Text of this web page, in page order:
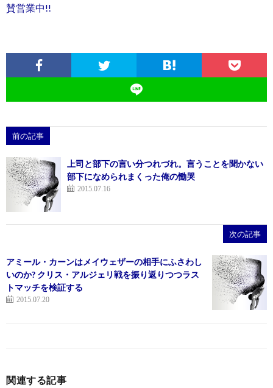
賛営業中!!
前の記事
上司と部下の言い分つれづれ。言うことを聞かない
部下になめられまくった俺の慟哭
2015.07.16
次の記事
アミール・カーンはメイウェザーの相手にふさわし
いのか? クリス・アルジェリ戦を振り返りつつラス
トマッチを検証する
2015.07.20
関連する記事